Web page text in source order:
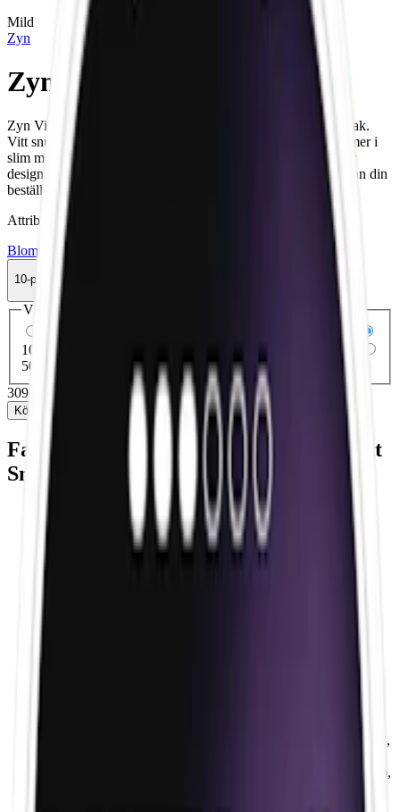
Mild
Zyn
Zyn Violet Licorice Slim 2
Zyn Violet Licorice Slim 2 har smak av lakrits, viol och salmiak.
Vitt snus med prillor som innehåller 6,0 mg. nikotin och kommer i
slim med torr yta. OBS! Zyn Violet Licorice Slim 2 får helt ny
design och ett uppdaterat recept. Under en övergångsperiod kan din
beställning innehålla både den gamla och nya designen.
Attribut
Blomma
Lakrits
10-pack
309,90 kr
Köp
Välj antal dosor
1-pack
31,90 kr
10-pack
30,79 kr
50-pack
30,49 kr
/st
309,90 kr
Köp
Fakta om Zyn Violet Licorice 2 Slim Vitt
Snus
Varumärke:
Zyn
Tillverkare:
Swedish Match
Snustyp:
Torrhet:
cellulosa, E965), växtfiber, fuktighetsbevarande medel (E422,
nikotin, surhetsreglerande medel (E500, E509, vinsyra/E334),